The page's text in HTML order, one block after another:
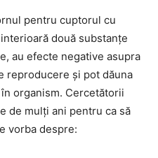
pentru cuptorul cu
două substanțe
au efecte negative asupra
reproducere și pot dăuna
organism. Cercetătorii
de mulți ani pentru ca să
vorba despre: